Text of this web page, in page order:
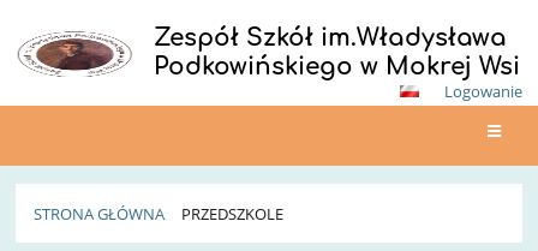
Zespół Szkół im.Władysława
Podkowińskiego w Mokrej Wsi
Logowanie
STRONA GŁÓWNA PRZEDSZKOLE